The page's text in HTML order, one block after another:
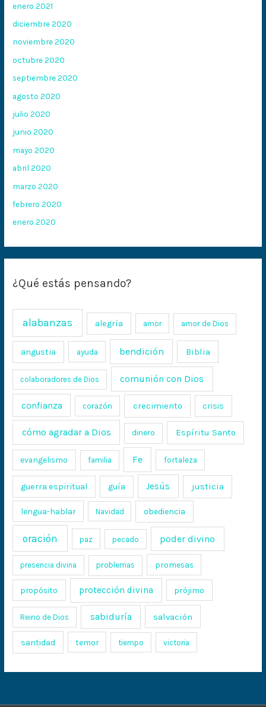
enero 2021
diciembre 2020
noviembre 2020
octubre 2020
septiembre 2020
agosto 2020
julio 2020
junio 2020
mayo 2020
abril 2020
marzo 2020
febrero 2020
enero 2020
¿Qué estás pensando?
alabanzas alegría amor amor de Dios
angustia ayuda bendición Biblia
colaboradores de Dios comunión con Dios
confianza corazón crecimiento crisis
cómo agradar a Dios dinero Espíritu Santo
evangelismo familia Fe fortaleza
guerra espiritual guía Jesús justicia
lengua-hablar Navidad obediencia
oración paz pecado poder divino
presencia divina problemas promesas
propósito protección divina prójimo
Reino de Dios sabiduría salvación
santidad temor tiempo victoria